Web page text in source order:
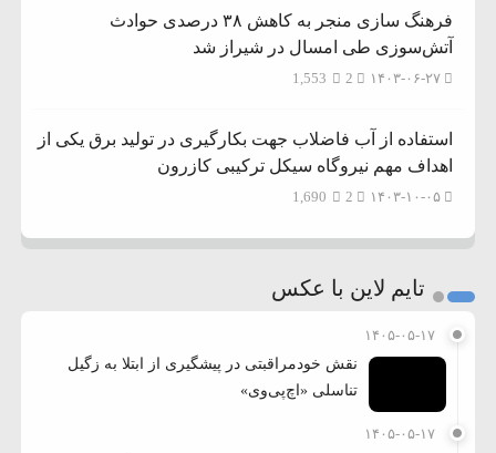
فرهنگ سازی منجر به کاهش ۳۸ درصدی حوادث
آتش‌سوزی طی امسال در شیراز شد
۱۴۰۳-۰۶-۲۷ 1,553
استفاده از آب فاضلاب جهت بکارگیری در تولید برق یکی از
اهداف مهم نیروگاه سیکل ترکیبی کازرون
۱۴۰۳-۱۰-۰۵ 1,690
تایم لاین با عکس
۱۴۰۵-۰۵-۱۷
نقش خودمراقبتی در پیشگیری از ابتلا به زگیل
تناسلی «اچ‌پی‌وی»
۱۴۰۵-۰۵-۱۷